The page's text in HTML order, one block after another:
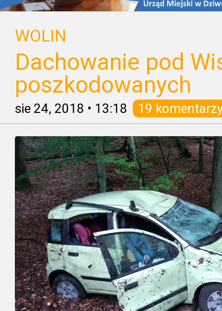
WOLIN
Dachowanie pod
poszkodowanych
sie 24, 2018 • 13:18 19